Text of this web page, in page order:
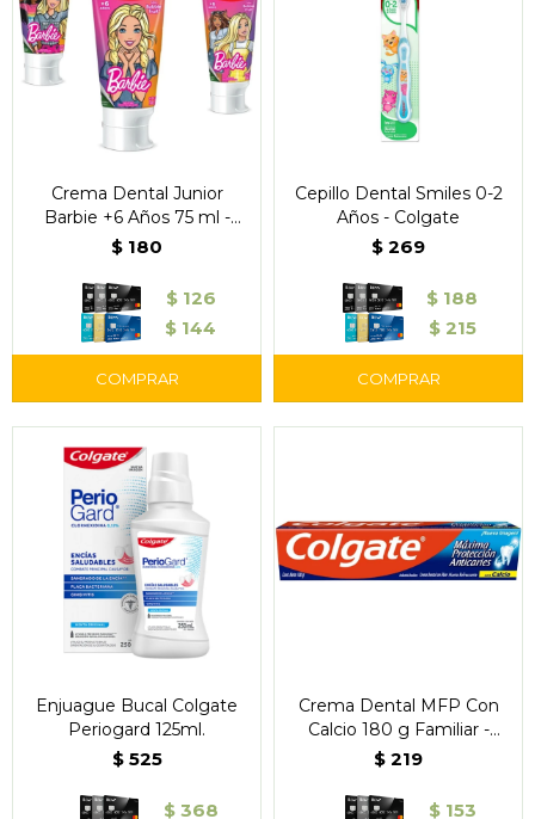
Crema Dental Junior
Barbie +6 Años 75 ml -
Colgate
$ 180
$ 126
$ 144
Cepillo Dental Smiles 0-2
Años - Colgate
$ 269
$ 188
$ 215
Enjuague Bucal Colgate
Periogard 125ml.
$ 525
$ 368
Crema Dental MFP Con
Calcio 180 g Familiar -
Colgate
$ 219
$ 153